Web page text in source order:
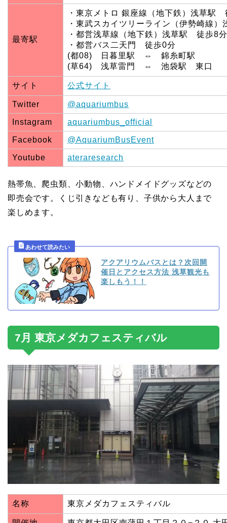
最寄駅
・東京メトロ 銀座線（地下鉄）浅草駅
・東武スカイツリーライン（伊勢崎線
・都営浅草線（地下鉄）浅草駅 徒歩8分
・都営バス二天門 徒歩0分
(都08) 日暮里駅 ⇔ 錦糸町駅
(草64) 浅草雷門 ⇔ 池袋駅 東口
サイト 公式サイト
Twitter @aquariumbus
Instagram aquariumbus_official
Facebook @AquariumBusEvent
Youtube ateraresearch
熱帯魚、爬虫類、小動物、ハンドメイドグッズなどの
即売会です。くじ引きなども有り、子供から大人まで
楽しめます。
アクアリウムバスとは？次回開
催日とアクセス方法 浅草観光も
楽しもう！！
7月 東京メダカフェスティバル
名称 東京メダカフェスティバル